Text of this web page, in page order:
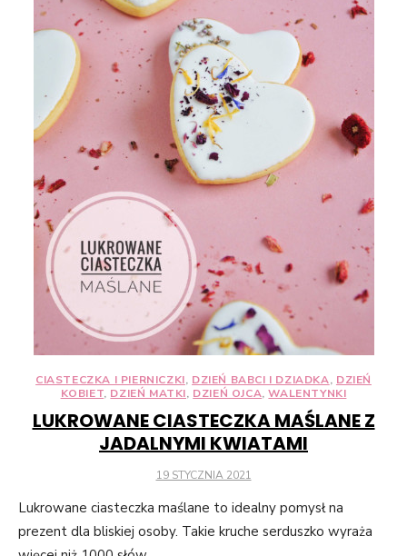
CIASTECZKA I PIERNICZKI, DZIEŃ BABCI I DZIADKA, DZIEŃ
KOBIET, DZIEŃ MATKI, DZIEŃ OJCA,WALENTYNKI
LUKROWANE CIASTECZKA MAŚLANE Z
JADALNYMI KWIATAMI
POSTED
19 STYCZNIA 2021
Lukrowane ciasteczka maślane to idealny pomysł na
prezent dla bliskiej osoby. Takie kruche serduszko wyraża